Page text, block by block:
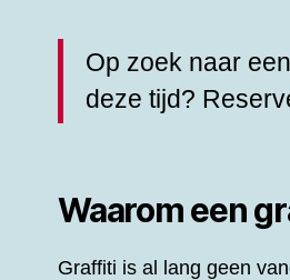
Op zoek naar
deze tijd?
Waarom een
Graffiti is al lang geen